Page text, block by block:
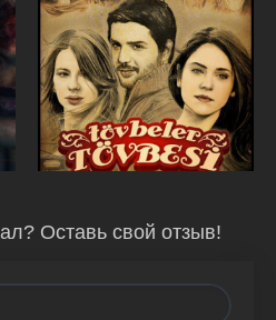
Оставь свой отзыв!